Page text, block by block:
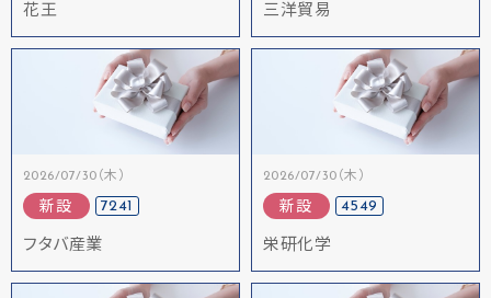
花王 三洋貿易
2026/07/30（木）
新設 7241
フタバ産業
2026/07/30（木）
新設 4549
栄研化学